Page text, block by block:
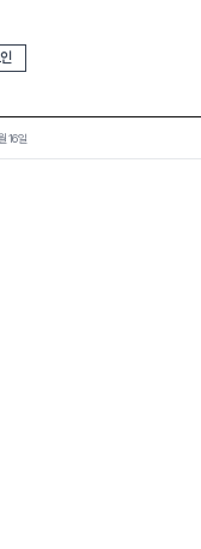
16일